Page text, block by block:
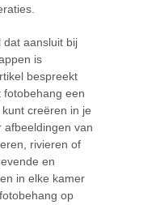
dat aansluit bij
is
bespreekt
fotobehang een
creëren in je
afbeeldingen van
rivieren of
en
in elke kamer
op